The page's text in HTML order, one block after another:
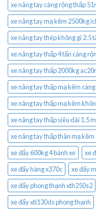
xe nâng tay càng rộng thấp
xe nâng tay mạ kẽm 2500kg
xe nâng tay thép không gỉ 2.5
xe nâng tay thấp 4 tấn càng
xe nâng tay thấp 2000kg
xe nâng tay thấp mạ kẽm
xe nâng tay thấp mạ kẽm
xe nâng tay thấp siêu dài 1.5
xe nâng tay thấp thân mạ
xe đẩy 600kg 4 bánh xe
xe
xe đẩy hàng x370c
xe đẩy
xe đẩy phong thạnh xth250s2
xe đẩy xtl130ds phong thạnh